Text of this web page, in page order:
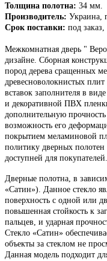
Толщина полотна: 34 мм.
Производитель: Украина,
Срок поставки: под
Межкомнатная дверь "
дизайне. Сборная
пород дерева сращенных
древесноволокнистых
вставок заполнителя в
и декоративной ПВХ
дополнительную
возможность его
покрытием меламиновой
политику дверных
доступней для покупателей.
Дверные полотна, в
«Сатин»). Данное стекло
поверхность с одной или
повышенная стойкость к
пальцев, и ударная
Стекло «Сатин»
объекты за стеклом не
Данная модель подходит